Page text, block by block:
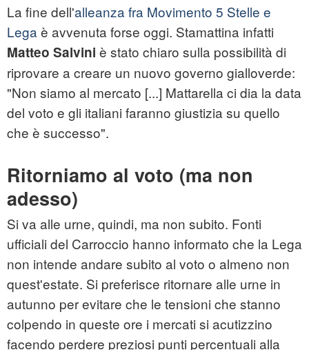
La fine dell'alleanza fra Movimento 5 Stelle e
Lega è avvenuta forse oggi. Stamattina infatti
Matteo Salvini è stato chiaro sulla possibilità di
riprovare a creare un nuovo governo gialloverde:
"Non siamo al mercato [...] Mattarella ci dia la data
del voto e gli italiani faranno giustizia su quello
che è successo".
Ritorniamo al voto (ma non
adesso)
Si va alle urne, quindi, ma non subito. Fonti
ufficiali del Carroccio hanno informato che la Lega
non intende andare subito al voto o almeno non
quest'estate. Si preferisce ritornare alle urne in
autunno per evitare che le tensioni che stanno
colpendo in queste ore i mercati si acutizzino
facendo perdere preziosi punti percentuali alla